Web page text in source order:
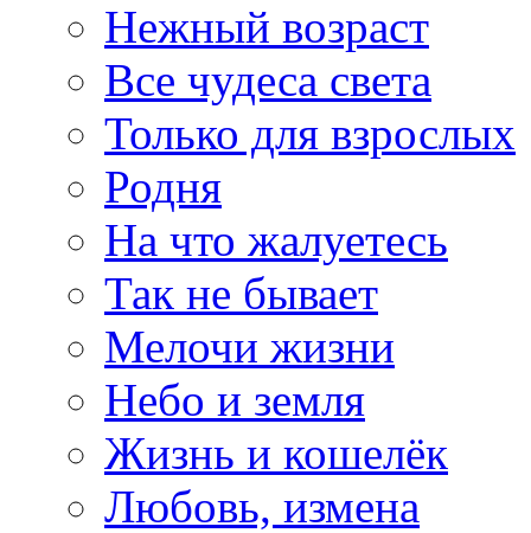
Нежный возраст
Все чудеса света
Только для взрослых
Родня
На что жалуетесь
Так не бывает
Мелочи жизни
Небо и земля
Жизнь и кошелёк
Любовь, измена